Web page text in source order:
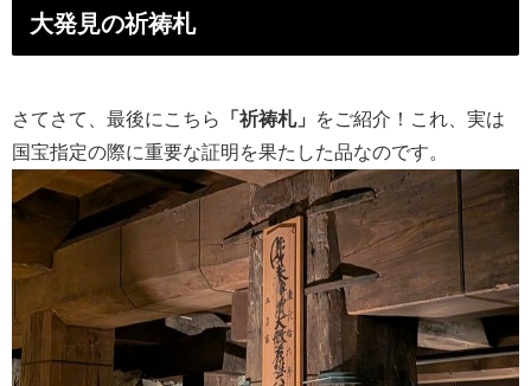
大発見の祈祷札
さてさて、最後にこちら 「祈祷札」
をご紹介！これ、実は
国宝指定の際に重要な証明を果たした品なのです。